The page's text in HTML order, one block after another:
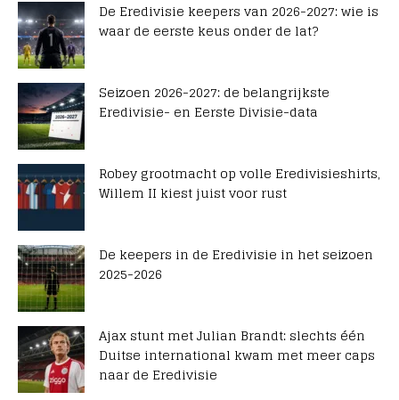
De Eredivisie keepers van 2026-2027: wie is
waar de eerste keus onder de lat?
Seizoen 2026-2027: de belangrijkste
Eredivisie- en Eerste Divisie-data
Robey grootmacht op volle Eredivisieshirts,
Willem II kiest juist voor rust
De keepers in de Eredivisie in het seizoen
2025-2026
Ajax stunt met Julian Brandt: slechts één
Duitse international kwam met meer caps
naar de Eredivisie